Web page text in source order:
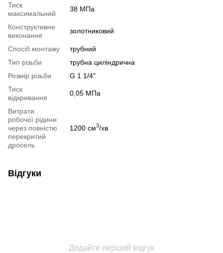
Тиск
максимальний
38 МПа
Конструктивне
виконання
золотниковий
Спосіб монтажу
трубний
Тип різьби
трубна циліндрична
Розмір різьби
G 1 1/4"
Тиск
відкривання
0,05 МПа
Витрати
робочої рідини
через повністю
перекритий
дросель
1200 см3/хв
Відгуки
Додайте перший відгук